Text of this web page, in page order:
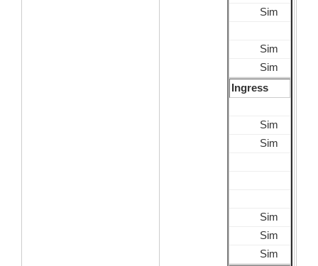
Sim
Sim
Sim
Ingress
Sim
Sim
Sim
Sim
Sim